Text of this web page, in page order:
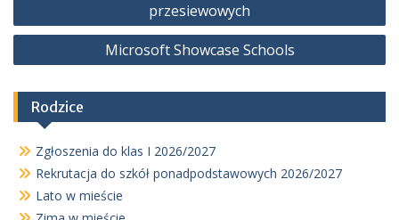
przesiewowych
Microsoft Showcase Schools
Rodzice
Zgłoszenia do klas I 2026/2027
Rekrutacja do szkół ponadpodstawowych 2026/2027
Lato w mieście